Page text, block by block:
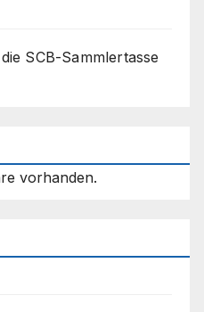
SCB-Sammlertasse
vorhanden.